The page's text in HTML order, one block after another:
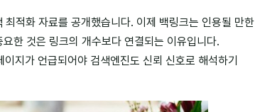
적화 자료를 공개했습니다. 이제 백링크는 인용될 만한
한 것은 링크의 개수보다 연결되는 이유입니다.
지가 언급되어야 검색엔진도 신뢰 신호로 해석하기